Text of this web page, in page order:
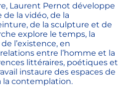
Laurent Pernot développe
la vidéo, de la
de la sculpture et de
explore le temps, la
l’existence, en
entre l’homme et la
littéraires, poétiques et
instaure des espaces de
la contemplation.